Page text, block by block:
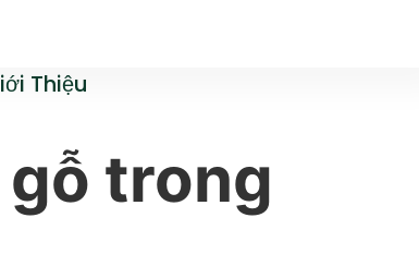
Thiệu
trong